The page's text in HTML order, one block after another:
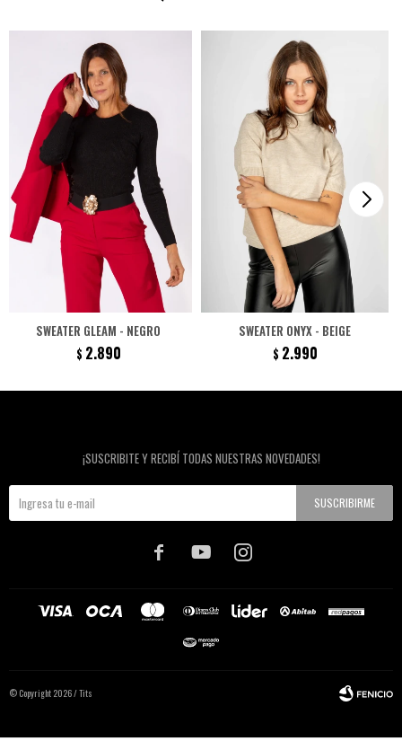
SWEATER GLEAM - NEGRO
$ 2.890
SWEATER ONYX - BEIGE
$ 2.990
¡SUSCRIBITE Y RECIBÍ TODAS NUESTRAS NOVEDADES!
SUSCRIBIRME
  
© Copyright 2026 / Tits